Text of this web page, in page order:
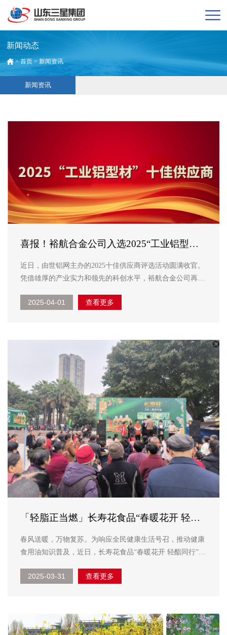
新闻动态
>首页 >新闻资讯
新闻资讯
喜报！裕航合金公司入选2025“工业铝型
近日，由世铝网主办的2025十佳供应商评选活动圆满收官。
凭借雄厚的产业实力和领先的科创水平，裕航合金公司再次
11大分类，吸引近500家企业广泛参与，根据十佳供应商评
2025-04-01 查看更多
「轻脂正当燃」长寿花食品“春暖花开 轻酯
春风送暖，万物复苏。为响应全民健康生活号召，推动健康
食用油知识普及，近日，长寿花食品“春暖花开 轻酯同行”主
值，通过科普宣讲、互动体验等形式，吸引周边市民广泛参
2025-03-31 查看更多